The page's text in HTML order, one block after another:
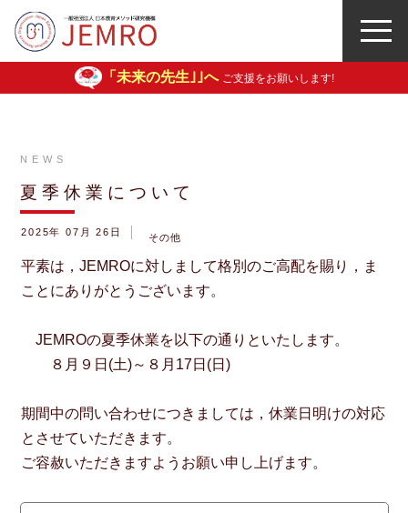
「未来の先生｣｣へ ご支援をお願いします!
NEWS
夏季休業について
2025年 07月 26日 その他
平素は，JEMROに対しまして格別のご高配を賜り，ま
ことにありがとうございます。
JEMROの夏季休業を以下の通りといたします。
８月９日(土)～８月17日(日)
期間中の問い合わせにつきましては，休業日明けの対応
とさせていただきます。
ご容赦いただきますようお願い申し上げます。